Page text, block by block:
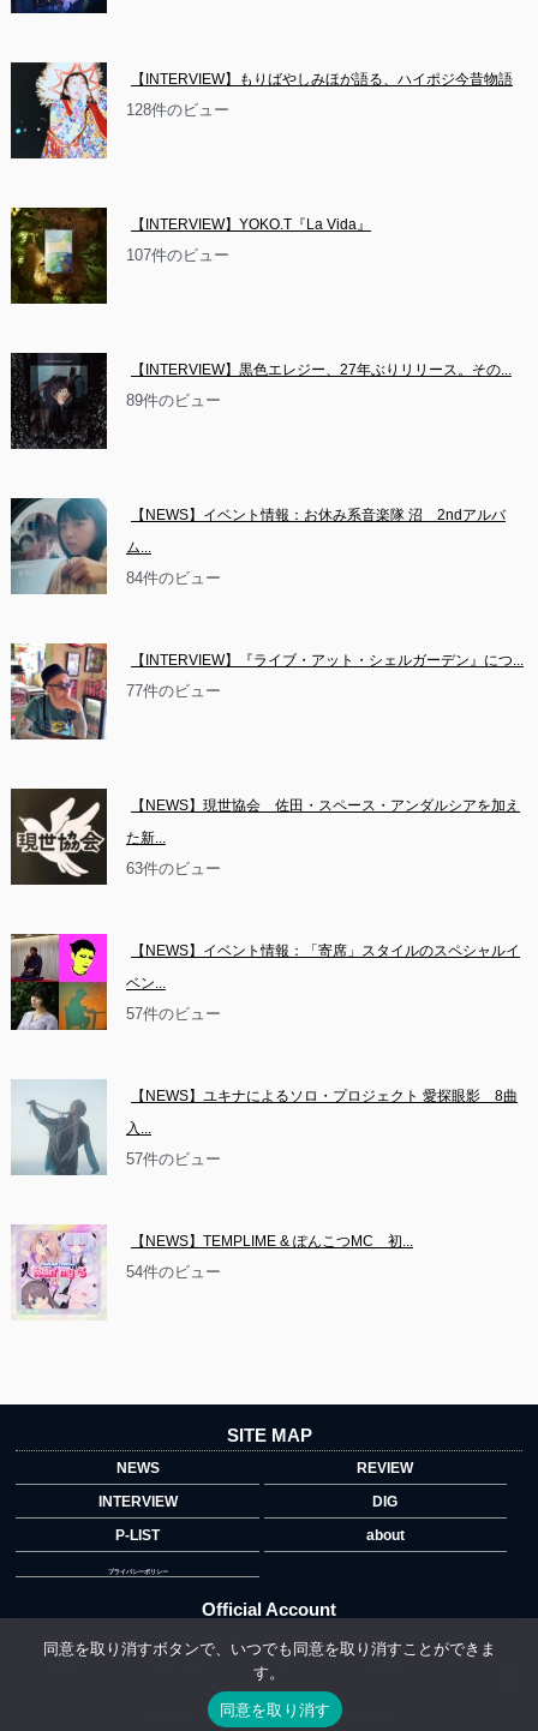
【INTERVIEW】もりばやしみほが語る、ハイポジ今昔物語
128件のビュー
【INTERVIEW】YOKO.T『La Vida』
107件のビュー
【INTERVIEW】黒色エレジー、27年ぶりリリース。その...
89件のビュー
【NEWS】イベント情報：お休み系音楽隊 沼　2ndアルバ
ム...
84件のビュー
【INTERVIEW】『ライブ・アット・シェルガーデン』につ...
77件のビュー
【NEWS】現世協会　佐田・スペース・アンダルシアを加え
た新...
63件のビュー
【NEWS】イベント情報：「寄席」スタイルのスペシャルイ
ベン...
57件のビュー
【NEWS】ユキナによるソロ・プロジェクト 愛探眼影　8曲
入...
57件のビュー
【NEWS】TEMPLIME & ぽんこつMC　初...
54件のビュー
SITE MAP
NEWS
REVIEW
INTERVIEW
DIG
P-LIST
about
プライバシーポリシー
Official Account
Copyright © 2014 copyrights.indiegrab.jp All Rights Reserved.
同意を取り消すボタンで、いつでも同意を取り消すことができま
す。
同意を取り消す